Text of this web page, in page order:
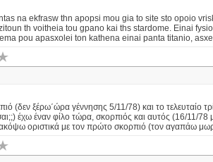
na ekfrasw thn apopsi mou gia to site sto opoio
th voitheia tou gpano kai ths stardome. Einai
pou apasxolei ton kathena einai panta titanio,
(δεν ξέρω΄ώρα γέννησης 5/11/78) και το τελευταίο
έχω έναν φίλο τώρα, σκορπιός και αυτός (16/11/
οριστικά με τον πρώτο σκορπιό (τον αγαπάω